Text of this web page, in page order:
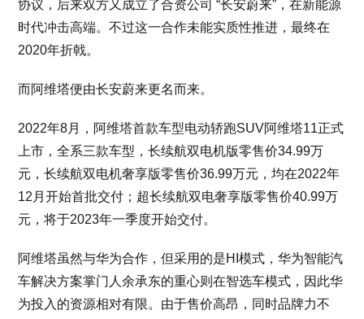
协议，后来双方又成立了合资公司 “长安蔚来”，在新能源
时代冲击高端。不过这一合作未能实质性推进，最终在
2020年折戟。
而阿维塔便由长安蔚来更名而来。
2022年8月，阿维塔首款车型电动轿跑SUV阿维塔11正式
上市，全系三款车型，长续航双电机版零售价34.99万
元，长续航双电机奢享版零售价36.99万元，均在2022年
12月开始首批交付；超长续航双电奢享版零售价40.99万
元，将于2023年一季度开始交付。
阿维塔虽然与华为合作，但采用的是HI模式，华为智能汽
车解决方案掌门人余承东的重心则在智选车模式，因此华
为投入的资源相对有限。由于售价高昂，同时品牌力不